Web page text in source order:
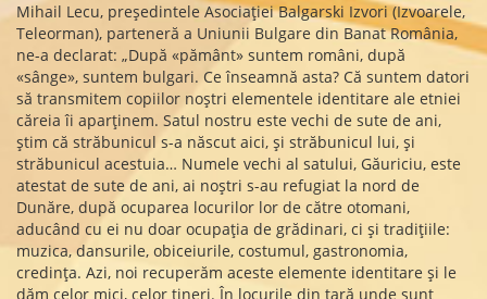
Mihail Lecu, președintele Asociației Balgarski Izvori (Izvoarele,
Teleorman), parteneră a Uniunii Bulgare din Banat România,
ne-a declarat: „După «pământ» suntem români, după
«sânge», suntem bulgari. Ce înseamnă asta? Că suntem datori
să transmitem copiilor noștri elementele identitare ale etniei
căreia îi aparținem. Satul nostru este vechi de sute de ani,
știm că străbunicul s-a născut aici, și străbunicul lui, și
străbunicul acestuia… Numele vechi al satului, Găuriciu, este
atestat de sute de ani, ai noștri s-au refugiat la nord de
Dunăre, după ocuparea locurilor lor de către otomani,
aducând cu ei nu doar ocupația de grădinari, ci și tradițiile:
muzica, dansurile, obiceiurile, costumul, gastronomia,
credința. Azi, noi recuperăm aceste elemente identitare și le
dăm celor mici, celor tineri. În locurile din țară unde sunt